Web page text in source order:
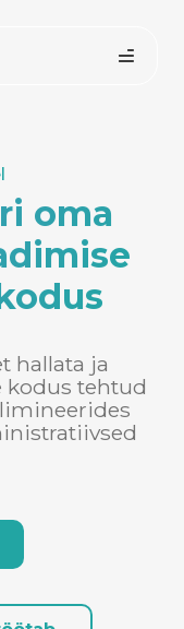
oma
hallata ja
kodus tehtud